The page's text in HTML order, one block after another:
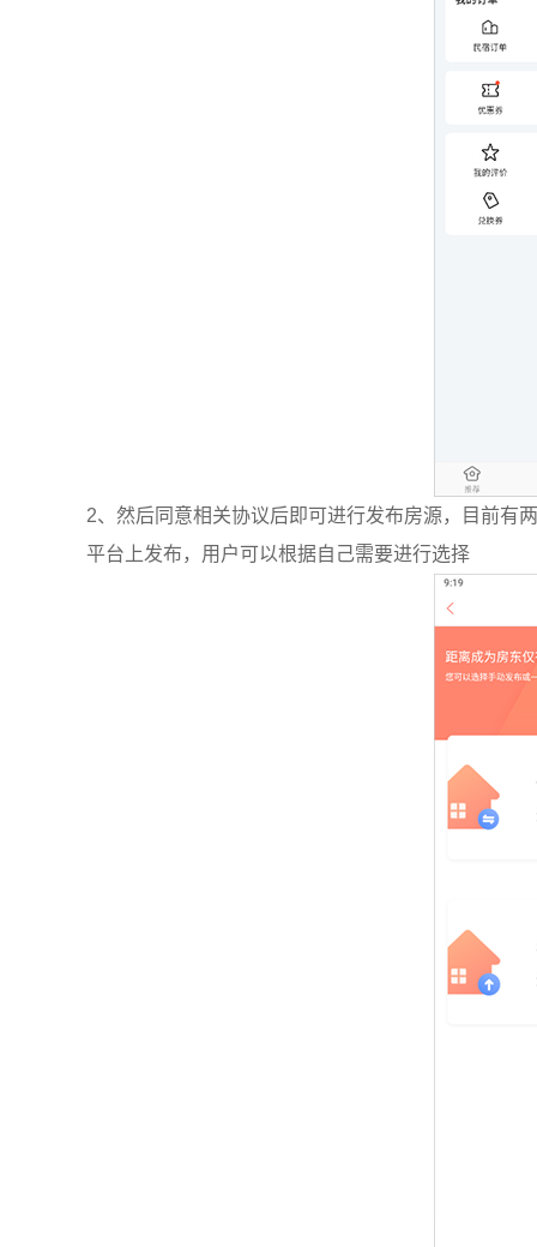
2、然后同意相关协议后即可进行发布房源，目前有
平台上发布，用户可以根据自己需要进行选择